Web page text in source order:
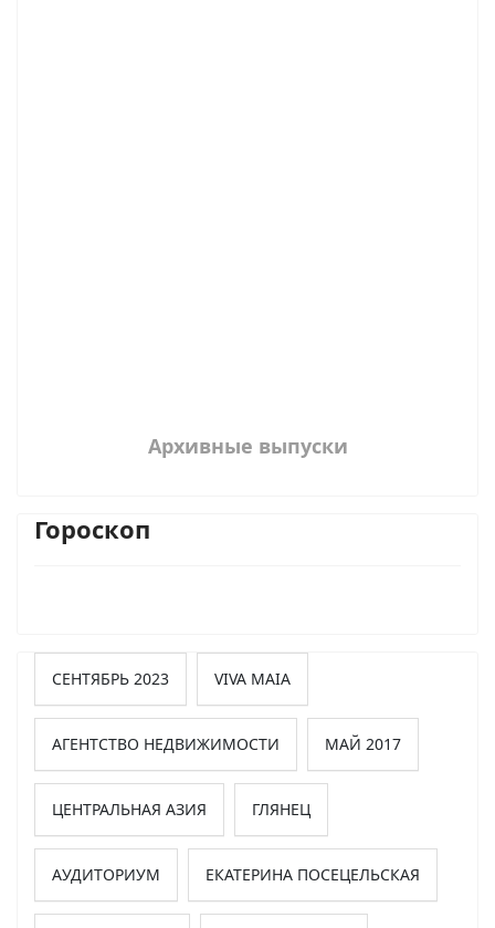
Архивные выпуски
Гороскоп
СЕНТЯБРЬ 2023 VIVA MAIA
АГЕНТСТВО НЕДВИЖИМОСТИ МАЙ 2017
ЦЕНТРАЛЬНАЯ АЗИЯ ГЛЯНЕЦ
АУДИТОРИУМ ЕКАТЕРИНА ПОСЕЦЕЛЬСКАЯ